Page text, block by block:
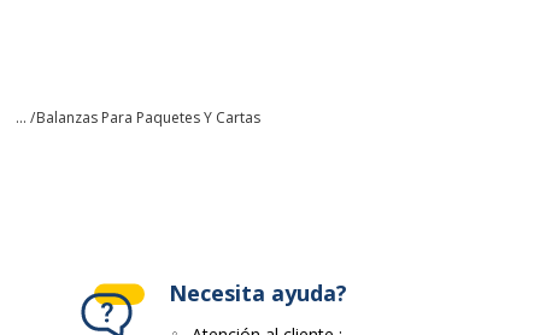
... /Balanzas Para Paquetes Y Cartas
Necesita ayuda?